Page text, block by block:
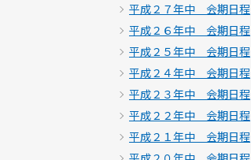
平成２７年中 会期日程
平成２６年中 会期日程
平成２５年中 会期日程
平成２４年中 会期日程
平成２３年中 会期日程
平成２２年中 会期日程
平成２１年中 会期日程